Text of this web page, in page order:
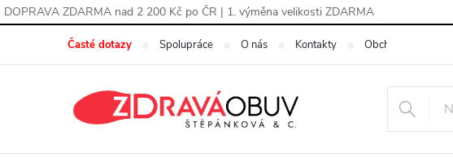
DOPRAVA ZDARMA nad 2 200 Kč po ČR | 1. výměna velikosti ZDARMA
Časté dotazy Spolupráce O nás Kontakty Obchodní podmínky